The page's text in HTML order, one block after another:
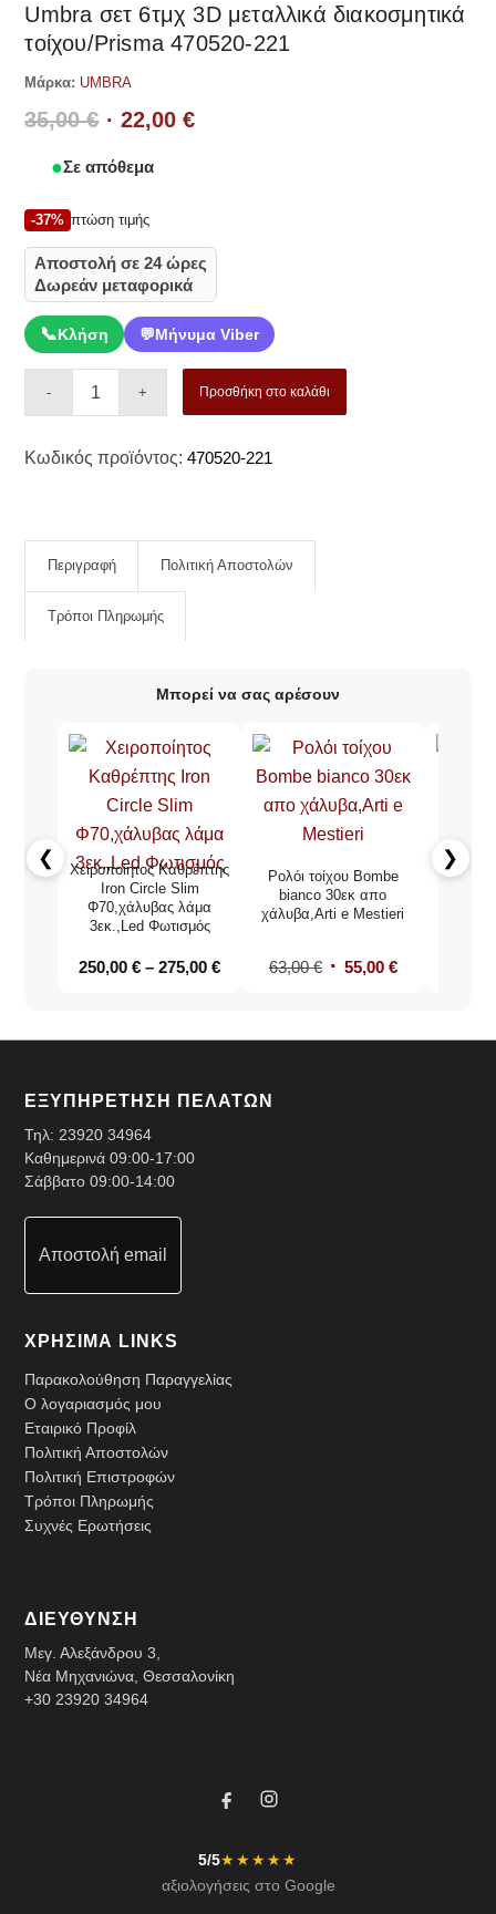
Umbra σετ 6τμχ 3D μεταλλικά διακοσμητικά
τοίχου/Prisma 470520-221
Μάρκα: UMBRA
35,00€ Original
was:
22,00€Η
Σε απόθεμα
-37% πτώση τιμής
Αποστολή σε 24 ώρες
Δωρεάν μεταφορικά
📞Κλήση 💬Μήνυμα Viber
Προσθήκη στο καλάθι
Κωδικός προϊόντος: 470520-221
Περιγραφή Πολιτική Αποστολών
Τρόποι Πληρωμής
Μπορεί να σας αρέσουν
❮
Χειροποίητος Καθρέπτης
Iron Circle Slim
Φ70,χάλυβας λάμα
3εκ.,Led Φωτισμός
250,00€ – 275,00€
Ρολόι τοίχου Bombe
bianco 30εκ απο
χάλυβα,Arti e Mestieri
63,00€ 55,00 €
❯
ΕΞΥΠΗΡΕΤΗΣΗ ΠΕΛΑΤΩΝ
Τηλ: 23920 34964
Καθημερινά 09:00-17:00
Σάββατο 09:00-14:00
Αποστολή email
ΧΡΗΣΙΜΑ LINKS
Παρακολούθηση Παραγγελίας
Ο λογαριασμός μου
Εταιρικό Προφίλ
Πολιτική Αποστολών
Πολιτική Επιστροφών
Τρόποι Πληρωμής
Συχνές Ερωτήσεις
ΔΙΕΥΘΥΝΣΗ
Μεγ. Αλεξάνδρου 3,
Νέα Μηχανιώνα, Θεσσαλονίκη
+30 23920 34964
5/5★★★★★
αξιολογήσεις στο Google